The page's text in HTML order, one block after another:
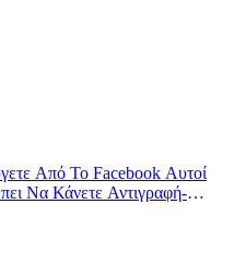
Από Το Facebook Αυτοί
Να Κάνετε Αντιγραφή-